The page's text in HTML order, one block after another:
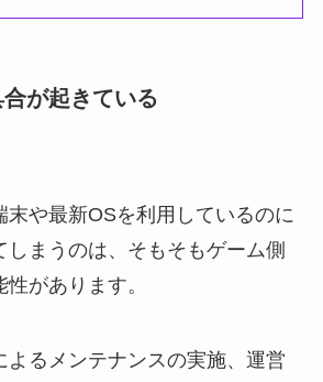
が起きている
末や最新OSを利用しているのに
しまうのは、そもそもゲーム側
があります。
よるメンテナンスの実施、運営